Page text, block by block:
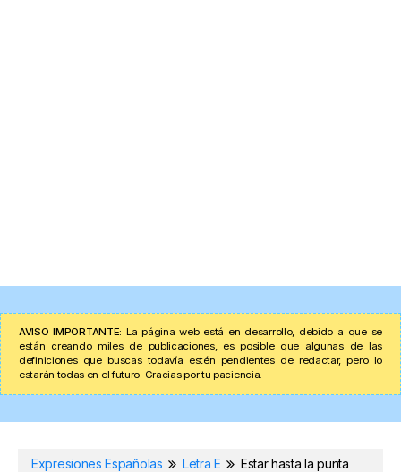
AVISO IMPORTANTE: La página web está en desarrollo, debido a que se
están creando miles de publicaciones, es posible que algunas de las
definiciones que buscas todavía estén pendientes de redactar, pero lo
estarán todas en el futuro. Gracias por tu paciencia.
Expresiones Españolas Letra E
Estar hasta la punta